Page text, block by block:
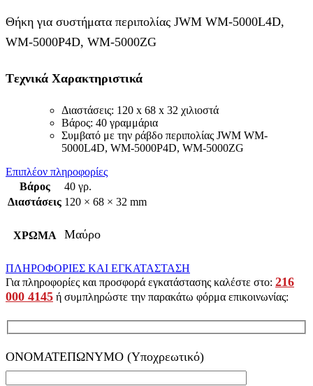
Θήκη για συστήματα περιπολίας JWM WM-5000L4D,
WM-5000P4D, WM-5000ZG
Tεχνικά Χαρακτηριστικά
Διαστάσεις: 120 x 68 x 32 χιλιοστά
Bάρος: 40 γραμμάρια
Συμβατό με την ράβδο περιπολίας JWM WM-
5000L4D, WM-5000P4D, WM-5000ZG
Επιπλέον πληροφορίες
Βάρος
40 γρ.
Διαστάσεις 120 × 68 × 32 mm
ΧΡΩΜΑ Μαύρο
ΠΛΗΡΟΦΟΡΙΕΣ ΚΑΙ ΕΓΚΑΤΑΣΤΑΣΗ
Για πληροφορίες και προσφορά εγκατάστασης καλέστε στο: 216
000 4145 ή συμπληρώστε την παρακάτω φόρμα επικοινωνίας:
ΟΝΟΜΑΤΕΠΩΝΥΜΟ (Υποχρεωτικό)